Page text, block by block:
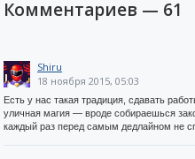
Комментариев — 61
Shiru
18 ноября 2015, 05:03
Есть у нас такая традиция, сдавать
уличная магия — вроде собираешься
каждый раз перед самым дедлайном не